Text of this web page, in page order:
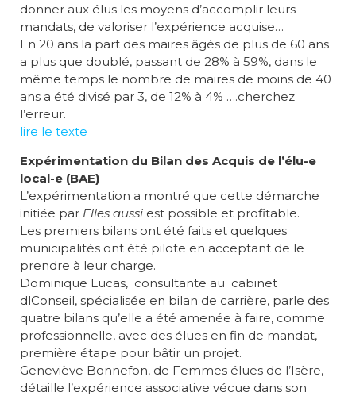
donner aux élus les moyens d’accomplir leurs
mandats, de valoriser l’expérience acquise…
En 20 ans la part des maires âgés de plus de 60 ans
a plus que doublé, passant de 28% à 59%, dans le
même temps le nombre de maires de moins de 40
ans a été divisé par 3, de 12% à 4% ….cherchez
l’erreur.
lire le texte
Expérimentation du Bilan des Acquis de l’élu-e
local-e (BAE)
L’expérimentation a montré que cette démarche
initiée par Elles aussi est possible et profitable.
Les premiers bilans ont été faits et quelques
municipalités ont été pilote en acceptant de le
prendre à leur charge.
Dominique Lucas, consultante au cabinet
dlConseil, spécialisée en bilan de carrière, parle des
quatre bilans qu’elle a été amenée à faire, comme
professionnelle, avec des élues en fin de mandat,
première étape pour bâtir un projet.
Geneviève Bonnefon, de Femmes élues de l’Isère,
détaille l’expérience associative vécue dans son